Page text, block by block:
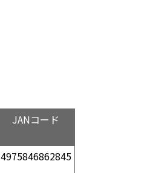
JANコード
4975846862845